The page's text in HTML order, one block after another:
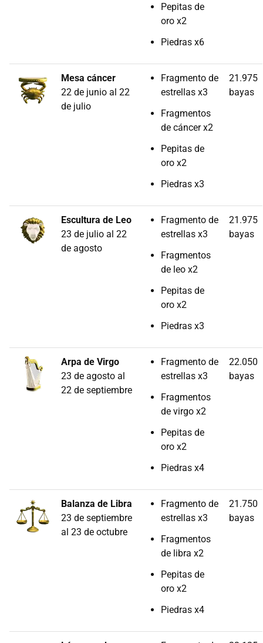
Pepitas de
oro x2
Piedras x6
Mesa cáncer
22 de junio al 22
de julio
Fragmento de
estrellas x3
Fragmentos
de cáncer x2
Pepitas de
oro x2
Piedras x3
21.975
bayas
Escultura de Leo
23 de julio al 22
de agosto
Fragmento de
estrellas x3
Fragmentos
de leo x2
Pepitas de
oro x2
Piedras x3
21.975
bayas
Arpa de Virgo
23 de agosto al
22 de septiembre
Fragmento de
estrellas x3
Fragmentos
de virgo x2
Pepitas de
oro x2
Piedras x4
22.050
bayas
Balanza de Libra
23 de septiembre
al 23 de octubre
Fragmento de
estrellas x3
Fragmentos
de libra x2
Pepitas de
oro x2
Piedras x4
21.750
bayas